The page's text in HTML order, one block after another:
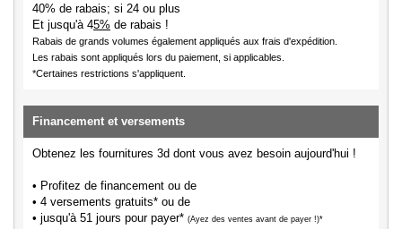
40% de rabais; si 24 ou plus
Et jusqu'à 45% de rabais !
Rabais de grands volumes également appliqués aux frais d'expédition.
Les rabais sont appliqués lors du paiement, si applicables.
*Certaines restrictions s'appliquent.
Financement et versements
Obtenez les fournitures 3d dont vous avez besoin aujourd'hui !
• Profitez de financement ou de
• 4 versements gratuits* ou de
• jusqu'à 51 jours pour payer* (Ayez des ventes avant de payer !)*